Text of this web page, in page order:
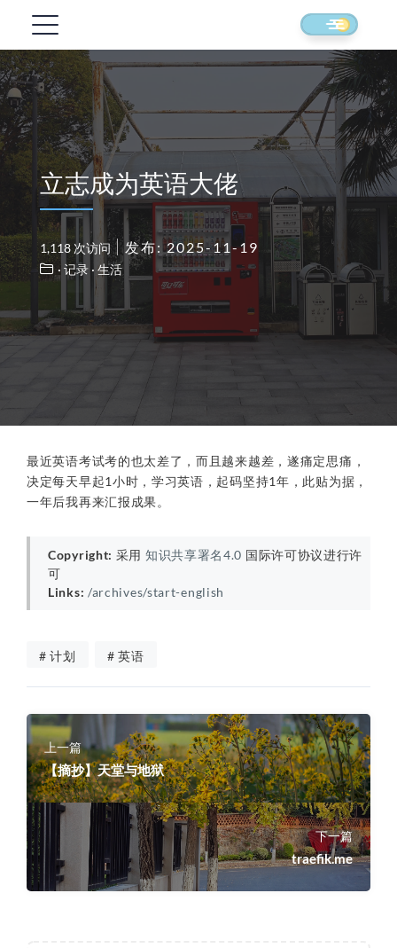
立志成为英语大佬
1,118 次访问 发布: 2025-11-19
· 记录 · 生活
最近英语考试考的也太差了，而且越来越差，遂痛定思痛，
决定每天早起1小时，学习英语，起码坚持1年，此贴为据，
一年后我再来汇报成果。
Copyright: 采用 知识共享署名4.0 国际许可协议进行许
可
Links: /archives/start-english
# 计划 # 英语
上一篇
【摘抄】天堂与地狱
下一篇
traefik.me